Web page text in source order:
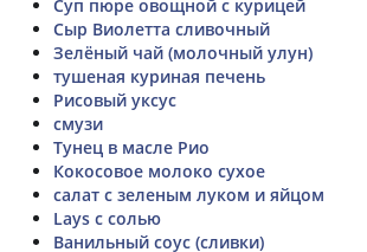
Суп пюре овощной с курицей
Сыр Виолетта сливочный
Зелёный чай (молочный улун)
тушеная куриная печень
Рисовый уксус
смузи
Тунец в масле Рио
Кокосовое молоко сухое
салат с зеленым луком и яйцом
Lays с солью
Ванильный соус (сливки)